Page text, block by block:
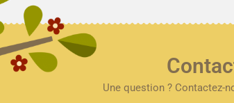
Une question ? Contactez-